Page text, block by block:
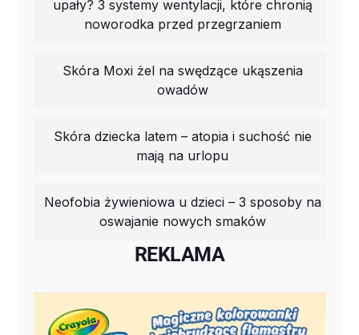
upały? 3 systemy wentylacji, które chronią
noworodka przed przegrzaniem
Skóra Moxi żel na swędzące ukąszenia
owadów
Skóra dziecka latem – atopia i suchość nie
mają na urlopu
Neofobia żywieniowa u dzieci – 3 sposoby na
oswajanie nowych smaków
REKLAMA